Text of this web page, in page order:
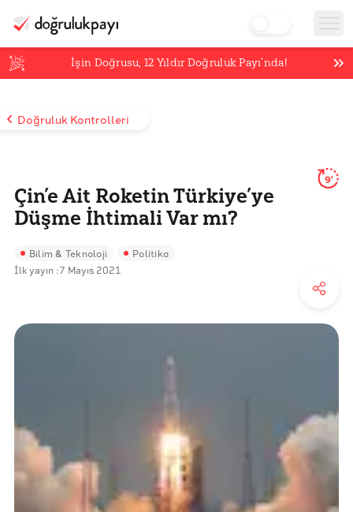
İşin Doğrusu,12 Yıldır Doğruluk Payı’nda!
Doğruluk Kontrolleri
Çin’e Ait Roketin Türkiye’ye
Düşme İhtimali Var mı?
9'
Bilim & Teknoloji Politika
İlk yayın :7 Mayıs 2021